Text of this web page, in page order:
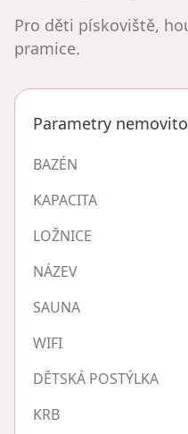
Pro děti pískoviště,
pramice.
Parametry
BAZÉN
KAPACITA
LOŽNICE
NÁZEV
SAUNA
WIFI
DĚTSKÁ POSTÝLKA
KRB